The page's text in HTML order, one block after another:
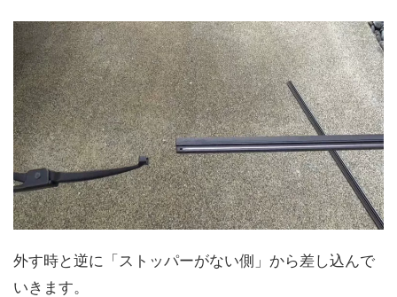
外す時と逆に「ストッパーがない側」から差し込んで
いきます。